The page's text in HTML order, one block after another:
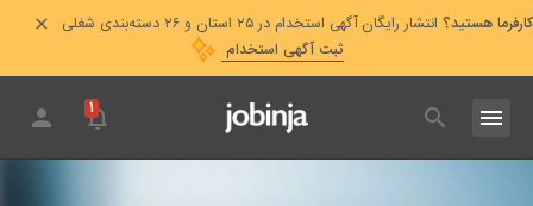
کارفرما هستید؟ انتشار رایگان آگهی استخدام در ۲۵ استان و ۲۶ دسته‌بندی شغلی
ثبت آگهی استخدام
۱